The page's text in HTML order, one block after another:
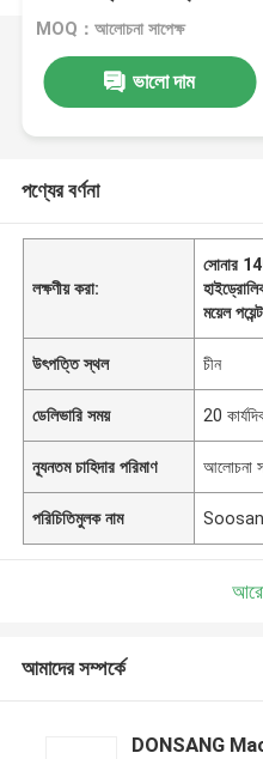
MOQ：আলোচনা সাপেক্ষ
ভালো দাম
পণ্যের বর্ণনা
লক্ষণীয় করা:
সোনার
ময়েল
উৎপত্তি স্থল চীন
ডেলিভারি সময় 20
ন্যূনতম চাহিদার পরিমাণ আলোচনা
পরিচিতিমুলক নাম Soosan
আমাদের সম্পর্কে
DONSANG